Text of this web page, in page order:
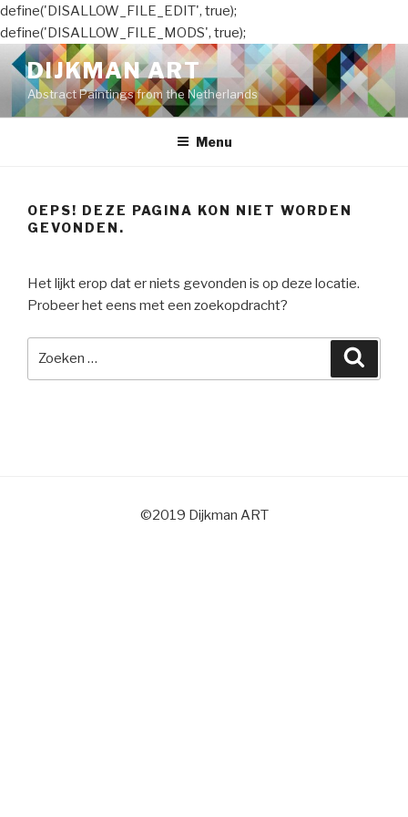
define('DISALLOW_FILE_EDIT', true);
define('DISALLOW_FILE_MODS', true);
Naar
de
inhoud
springen
DIJKMAN ART
Abstract Paintings from the Netherlands
Menu
OEPS! DEZE PAGINA KON NIET WORDEN
GEVONDEN.
Het lijkt erop dat er niets gevonden is op deze locatie.
Probeer het eens met een zoekopdracht?
©2019 Dijkman ART